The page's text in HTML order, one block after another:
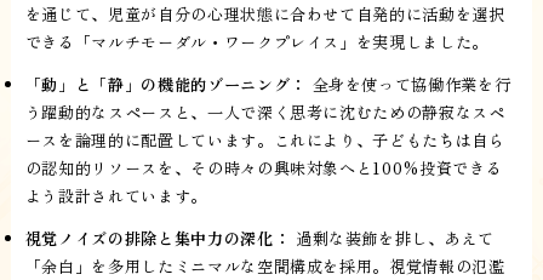
を通じて、児童が自分の心理状態に合わせて自発的に活動を選択
できる「マルチモーダル・ワークプレイス」を実現しました。
「動」と「静」の機能的ゾーニング： 全身を使って協働作業を行
う躍動的なスペースと、一人で深く思考に沈むための静寂なスペ
ースを論理的に配置しています。これにより、子どもたちは自ら
の認知的リソースを、その時々の興味対象へと100%投資できる
よう設計されています。
視覚ノイズの排除と集中力の深化： 過剰な装飾を排し、あえて
「余白」を多用したミニマルな空間構成を採用。視覚情報の氾濫